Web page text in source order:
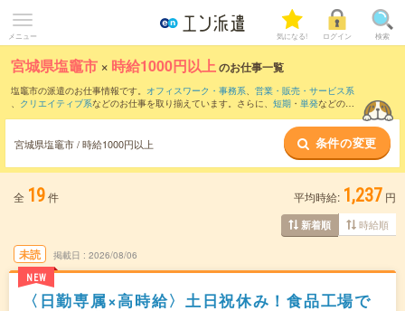
メニュー 気になる! ログイン 検索
宮城県塩竈市 × 時給1000円以上のお仕事一覧
塩竈市の派遣のお仕事情報です。 オフィスワーク・事務系、 営業・販売・サービス系
、 クリエイティブ系などのお仕事を取り揃えています。さらに、 短期 ・ 単発などの期
時給1050円以上 ・1800円以上の求人はこちら
当サイトでは法令を遵守し、最低賃金以上の求人のみを掲載しています。
宮城県塩竈市 / 時給1000円以上 条件の変更
全 19件 平均時給: 1,237 円
新着順 時給順
未読
NEW
掲載日 2026/08/06
〈日勤専属×高時給〉土日祝休み！食品工場で